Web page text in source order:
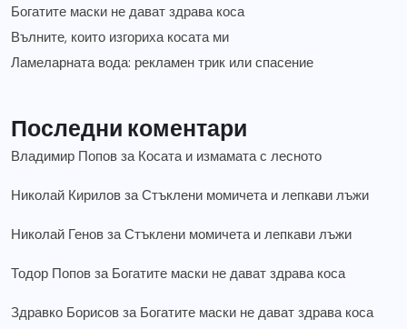
Богатите маски не дават здрава коса
Вълните, които изгориха косата ми
Ламеларната вода: рекламен трик или спасение
Последни коментари
Владимир Попов за Косата и измамата с лесното
Николай Кирилов заСтъклени момичета и лепкави лъжи
Николай Генов заСтъклени момичета и лепкави лъжи
Тодор Попов за Богатите маски не дават здрава коса
Здравко Борисов за Богатите маски не дават здрава коса